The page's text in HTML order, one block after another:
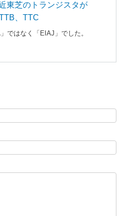
東芝のトランジスタが
、TTC
」ではなく「EIAJ」でした。